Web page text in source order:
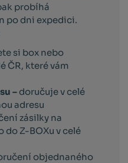
probíhá
po dni expedici.
si box nebo
ČR, které vám
– doručuje v celé
adresu
zásilky na
Z-BOXu v celé
objednaného